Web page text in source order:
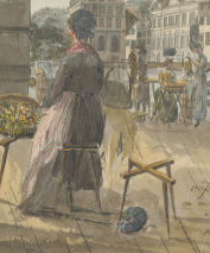
Das